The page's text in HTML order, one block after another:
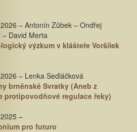
– Antonín Zůbek – Ondřej
– David Merta
výzkum v klášteře Voršilek
– Lenka Sedláčková
brněnské Svratky (Aneb z
protipovodňové regulace řeky)
–
pro futuro